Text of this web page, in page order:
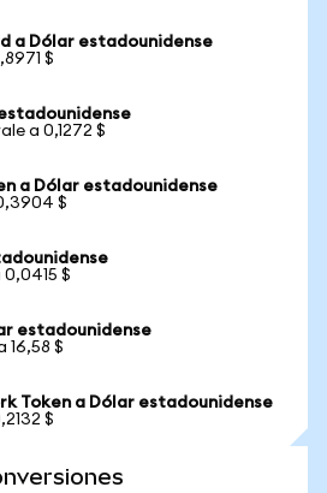
a Dólar estadounidense
$
a 0,1272 $
a Dólar estadounidense
$
0,0415 $
estadounidense
16,58 $
Token a Dólar estadounidense
$